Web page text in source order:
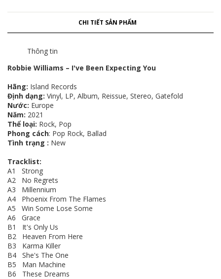
CHI TIẾT SẢN PHẨM
Thông tin
Robbie Williams – I've Been Expecting You
Hãng: Island Records
Định dạng: Vinyl, LP, Album, Reissue, Stereo, Gatefold
Nước: Europe
Năm: 2021
Thể loại: Rock, Pop
Phong cách: Pop Rock, Ballad
Tình trạng : New
Tracklist:
A1 Strong
A2 No Regrets
A3 Millennium
A4 Phoenix From The Flames
A5 Win Some Lose Some
A6 Grace
B1 It's Only Us
B2 Heaven From Here
B3 Karma Killer
B4 She's The One
B5 Man Machine
B6 These Dreams